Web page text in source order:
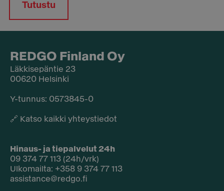
Tutustu
REDGO Finland Oy
Läkkisepäntie 23
00620 Helsinki
Y-tunnus: 0573845-0​
🔗 Katso kaikki yhteystiedot
Hinaus- ja tiepalvelut 24h
09 374 77 113 (24h/vrk)
Ulkomailta: +358 9 374 77 113
assistance@redgo.fi